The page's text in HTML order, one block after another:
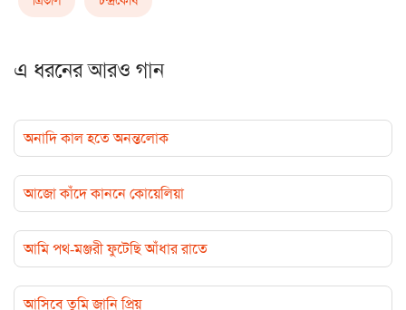
এ ধরনের আরও গান
অনাদি কাল হতে অনন্তলোক
আজো কাঁদে কাননে কোয়েলিয়া
আমি পথ-মঞ্জরী ফুটেছি আঁধার রাতে
আসিবে তুমি জানি প্রিয়